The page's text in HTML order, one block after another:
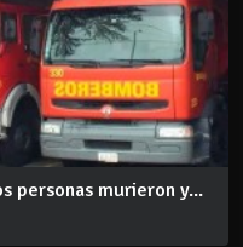
personas murieron y...